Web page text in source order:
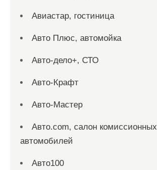
Авиастар, гостиница
Авто Плюс, автомойка
Авто-дело+, СТО
Авто-Крафт
Авто-Мастер
Авто.com, салон комиссионных
автомобилей
Авто100